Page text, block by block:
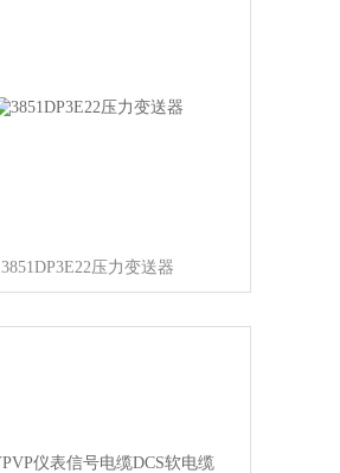
3851DP3E22压力变送器